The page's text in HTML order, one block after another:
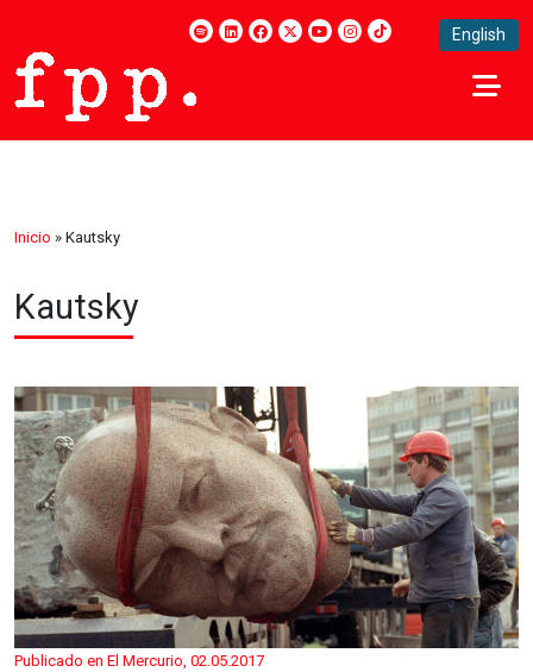
English
Inicio » Kautsky
Kautsky
Publicado en El Mercurio, 02.05.2017